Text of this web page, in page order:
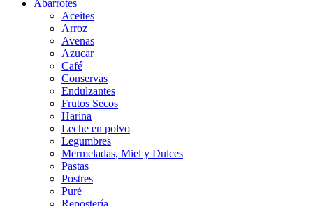
Abarrotes
Aceites
Arroz
Avenas
Azucar
Café
Conservas
Endulzantes
Frutos Secos
Harina
Leche en polvo
Legumbres
Mermeladas, Miel y Dulces
Pastas
Postres
Puré
Repostería